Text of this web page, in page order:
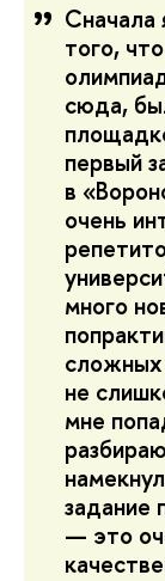
Сначала
того,
сюда,
первый
в
очень
много
не
мне
задание
— это